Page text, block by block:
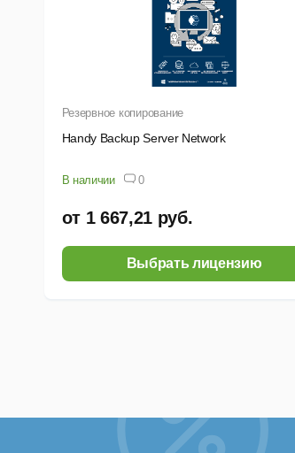
Резервное копирование
Handy Backup Server Network
В наличии 0
от 1 667,21 руб.
Выбрать лицензию